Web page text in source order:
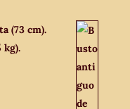
(73 cm).
kg).